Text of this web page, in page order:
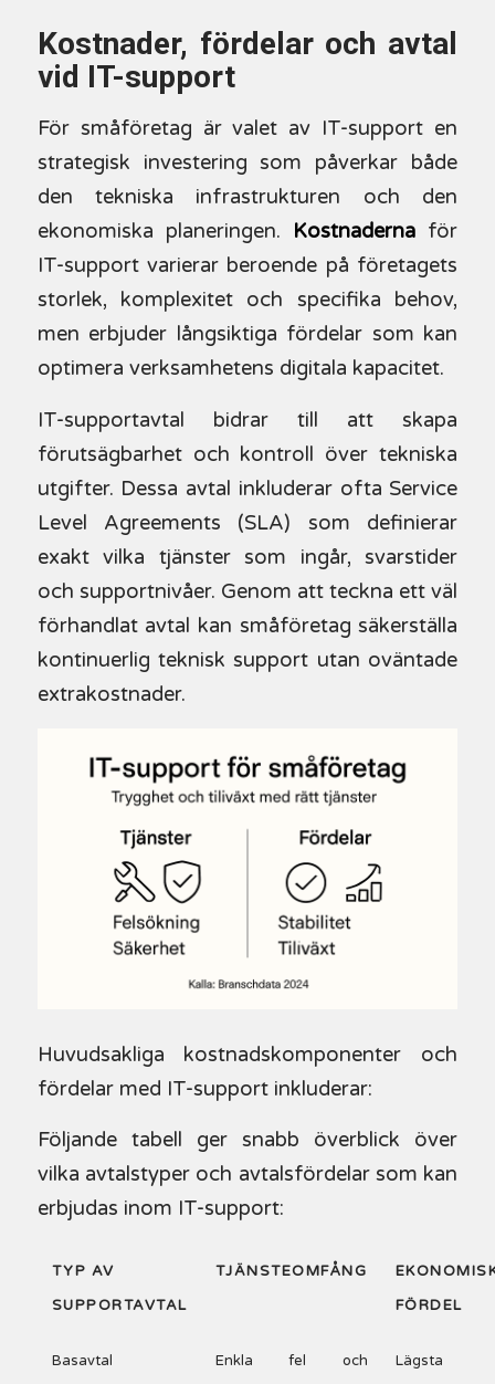
Kostnader, fördelar och avtal
vid IT-support
För småföretag är valet av IT-support en
strategisk investering som påverkar både
den tekniska infrastrukturen och den
ekonomiska planeringen. Kostnaderna för
IT-support varierar beroende på företagets
storlek, komplexitet och specifika behov,
men erbjuder långsiktiga fördelar som kan
optimera verksamhetens digitala kapacitet.
IT-supportavtal bidrar till att skapa
förutsägbarhet och kontroll över tekniska
utgifter. Dessa avtal inkluderar ofta Service
Level Agreements (SLA) som definierar
exakt vilka tjänster som ingår, svarstider
och supportnivåer. Genom att teckna ett väl
förhandlat avtal kan småföretag säkerställa
kontinuerlig teknisk support utan oväntade
extrakostnader.
Huvudsakliga kostnadskomponenter och
fördelar med IT-support inkluderar:
Följande tabell ger snabb överblick över
vilka avtalstyper och avtalsfördelar som kan
erbjudas inom IT-support:
TYP AV
SUPPORTAVTAL
TJÄNSTEOMFÅNG
FÖRDEL
Basavtal
Enkla fel och
Lägsta